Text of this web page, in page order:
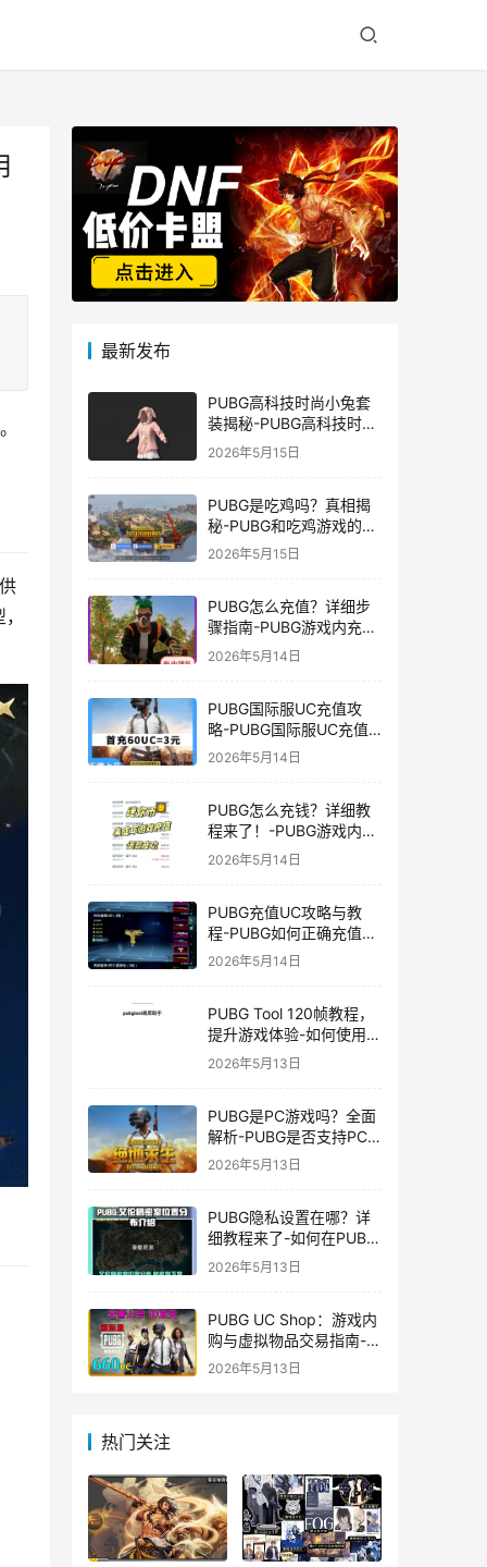
最新发布
PUBG高科技时尚小兔套
装揭秘-PUBG高科技时尚
小兔套装的潮流与科技结
2026年5月15日
PUBG是吃鸡吗？真相揭
秘-PUBG和吃鸡游戏的区
别与联系
2026年5月15日
PUBG怎么充值？详细步
骤指南-PUBG游戏内充值
方法及常见问题解答
2026年5月14日
PUBG国际服UC充值攻
略-PUBG国际服UC充值
方法及注意事项
2026年5月14日
PUBG怎么充钱？详细教
程来了！-PUBG游戏内购
买充值方法及注意事项
2026年5月14日
PUBG充值UC攻略与教
程-PUBG如何正确充值
UC获取游戏内货币
2026年5月14日
PUBG Tool 120帧教程，
提升游戏体验-如何使用
PUBG Tool实现120帧流
畅游戏
2026年5月13日
PUBG是PC游戏吗？全面
解析-PUBG是否支持PC
平台及游戏玩法介绍
2026年5月13日
PUBG隐私设置在哪？详
细教程来了-如何在PUBG
中设置隐私选项保护个人
2026年5月13日
PUBG UC Shop：游戏内
购与虚拟物品交易指南-
PUBG UC Shop如何购买
2026年5月13日
热门关注